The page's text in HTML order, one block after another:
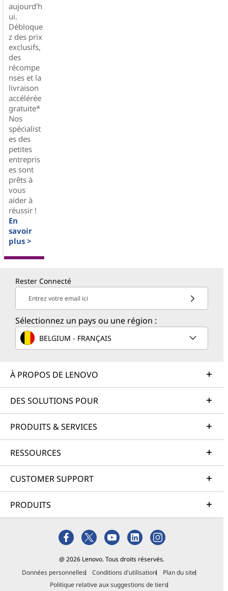
aujourd'h
ui.
Débloque
z des prix
exclusifs,
des
récompe
nses et la
livraison
accélérée
gratuite*
Nos
spécialist
es des
petites
entrepris
es sont
prêts à
vous
aider à
réussir !
En
savoir
plus >
Rester Connecté
Entrez votre email ici
Sélectionnez un pays ou une région :
BELGIUM - FRANÇAIS
À PROPOS DE LENOVO
DES SOLUTIONS POUR
PRODUITS & SERVICES
RESSOURCES
CUSTOMER SUPPORT
PRODUITS
@ 2026 Lenovo. Tous droits réservés.
Données personnelles
Conditions d'utilisation
Plan du site
Politique relative aux suggestions de tiers